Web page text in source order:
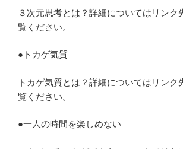
３次元思考とは？詳細についてはリンク
覧ください。
● トカゲ気質
トカゲ気質とは？詳細についてはリンク
覧ください。
●一人の時間を楽しめない